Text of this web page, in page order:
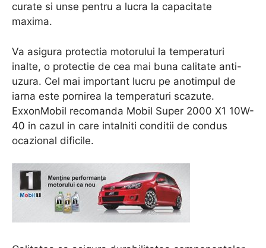
curate si unse pentru a lucra la capacitate
maxima.
Va asigura protectia motorului la temperaturi
inalte, o protectie de cea mai buna calitate anti-
uzura. Cel mai important lucru pe anotimpul de
iarna este pornirea la temperaturi scazute.
ExxonMobil recomanda Mobil Super 2000 X1 10W-
40 in cazul in care intalniti conditii de condus
ocazional dificile.